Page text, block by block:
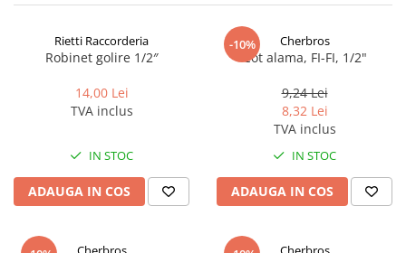
Lavoare pe mobilier
Seturi Lavoare
Vase wc suspendate
Seturi vase wc monobloc
Accesorii vase wc
Capace wc
Bideuri
Rietti Raccorderia
Robinet golire 1/2″
14,00 Lei
TVA inclus
IN STOC
ADAUGA IN COS
-10% Cherbros
Cot alama, FI-FI, 1/2"
9,24 Lei
8,32 Lei
TVA inclus
IN STOC
ADAUGA IN COS